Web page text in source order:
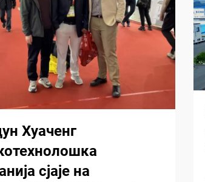
Хуаченг
сјаје на